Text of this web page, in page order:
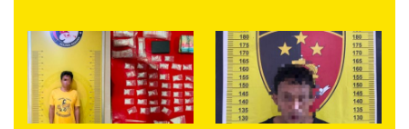
63,67 Gram Sabu